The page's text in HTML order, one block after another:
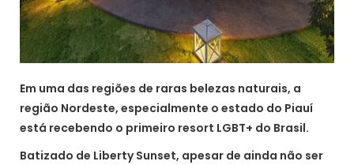
Em uma das regiões de raras belezas naturais, a
região Nordeste, especialmente o estado do Piauí
está recebendo o primeiro resort LGBT+ do Brasil.
Batizado de Liberty Sunset, apesar de ainda não ser